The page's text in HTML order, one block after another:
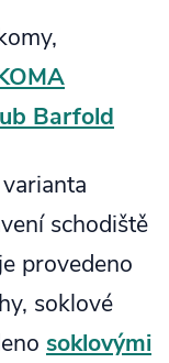
Barfold
schodiště
provedeno
soklové
soklovými